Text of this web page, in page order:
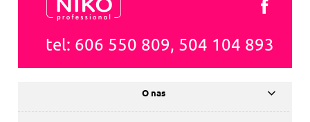
tel: 606 550 809, 504 104 893
O nas